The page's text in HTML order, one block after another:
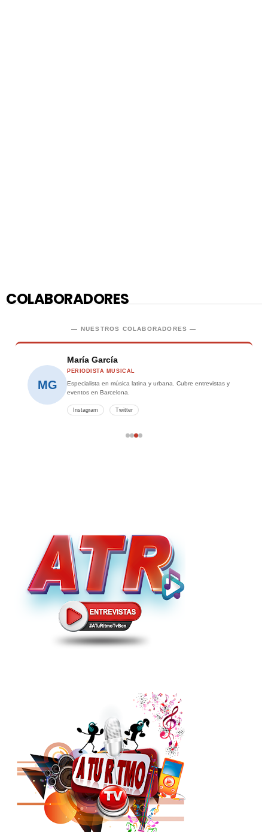
COLABORADORES
— NUESTROS COLABORADORES —
JR
José Romero
FOTÓGRAFO
Captura los mejores momentos en conciertos y eventos
musicales de la ciudad.
Instagram